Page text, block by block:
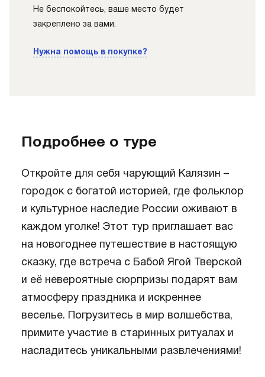
Не беспокойтесь, ваше место будет
закреплено за вами.
Нужна помощь в покупке?
Подробнее о туре
Откройте для себя чарующий Калязин –
городок с богатой историей, где фольклор
и культурное наследие России оживают в
каждом уголке! Этот тур приглашает вас
на новогоднее путешествие в настоящую
сказку, где встреча с Бабой Ягой Тверской
и её невероятные сюрпризы подарят вам
атмосферу праздника и искреннее
веселье. Погрузитесь в мир волшебства,
примите участие в старинных ритуалах и
насладитесь уникальными развлечениями!